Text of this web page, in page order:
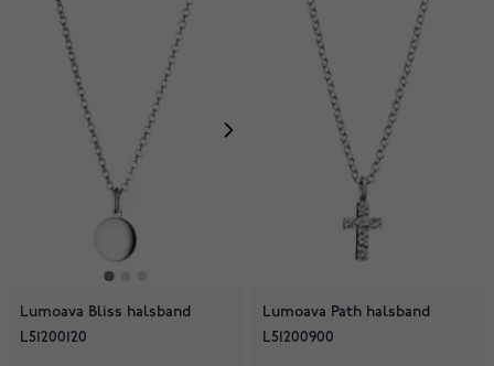
Lumoava Bliss halsband
L51200120
Lumoava Path halsband
L51200900